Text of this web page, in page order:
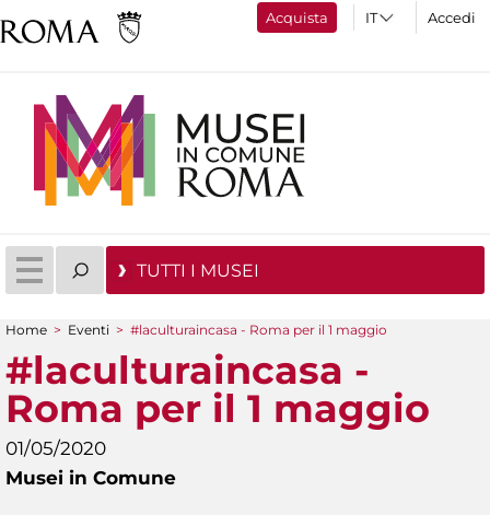
Acquista Accedi
TUTTI I MUSEI
Tu sei qui
Home > Eventi > #laculturaincasa - Roma per il 1 maggio
#laculturaincasa -
Roma per il 1 maggio
01/05/2020
Musei in Comune